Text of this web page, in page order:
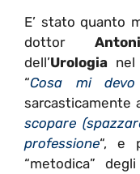
E’ stato quanto
dottor
dell’Urologia nel
“Cosa mi
sarcasticamente
scopare
professione“, e
“metodica”